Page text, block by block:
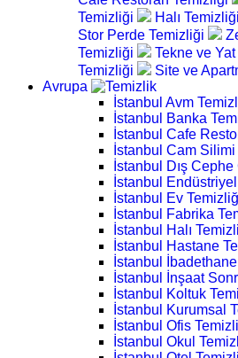
Temizliği
Halı Temizliği
Stor Perde Temizliği
Temizliği
Tekne ve
Temizliği
Site ve
Avrupa
İstanbul Avm
İstanbul Banka
İstanbul Cafe
İstanbul Cam Silimi
İstanbul Dış
İstanbul
İstanbul Ev
İstanbul Fabrika
İstanbul Halı
İstanbul Hastane
İstanbul
İstanbul İnşaat
İstanbul Koltuk
İstanbul Kurumsal
İstanbul Ofis
İstanbul Okul